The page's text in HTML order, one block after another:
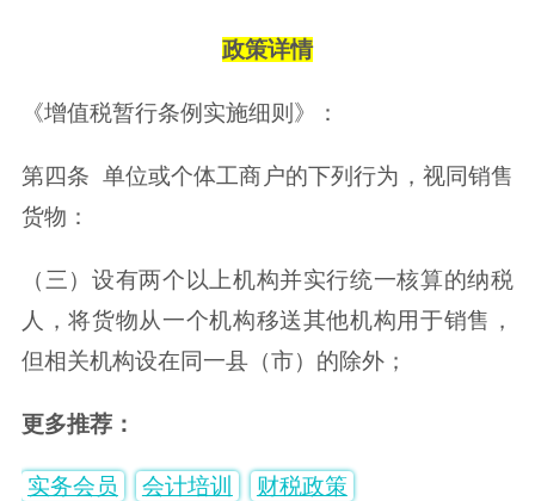
政策详情
《增值税暂行条例实施细则》：
第四条 单位或个体工商户的下列行为，视同销售
货物：
（三）设有两个以上机构并实行统一核算的纳税
人，将货物从一个机构移送其他机构用于销售，
但相关机构设在同一县（市）的除外；
更多推荐：
实务会员 会计培训 财税政策